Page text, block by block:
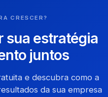
CRESCER?
sua estratégia
juntos
e descubra como a
da sua empresa